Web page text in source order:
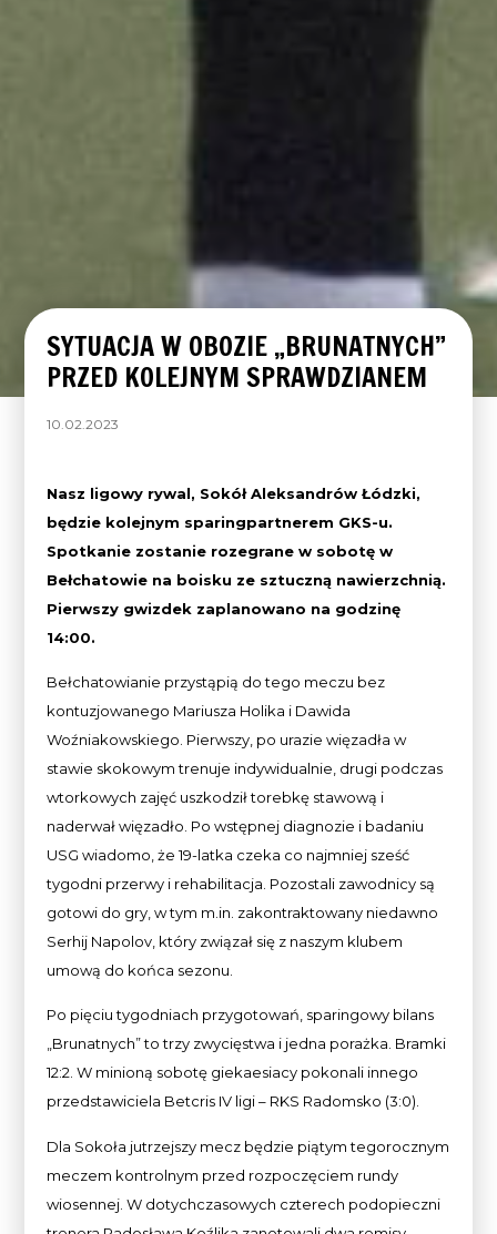
SYTUACJA W OBOZIE „BRUNATNYCH”
PRZED KOLEJNYM SPRAWDZIANEM
10.02.2023
Nasz ligowy rywal, Sokół Aleksandrów Łódzki,
będzie kolejnym sparingpartnerem GKS-u.
Spotkanie zostanie rozegrane w sobotę w
Bełchatowie na boisku ze sztuczną nawierzchnią.
Pierwszy gwizdek zaplanowano na godzinę
14:00.
Bełchatowianie przystąpią do tego meczu bez
kontuzjowanego Mariusza Holika i Dawida
Woźniakowskiego. Pierwszy, po urazie więzadła w
stawie skokowym trenuje indywidualnie, drugi podczas
wtorkowych zajęć uszkodził torebkę stawową i
naderwał więzadło. Po wstępnej diagnozie i badaniu
USG wiadomo, że 19-latka czeka co najmniej sześć
tygodni przerwy i rehabilitacja. Pozostali zawodnicy są
gotowi do gry, w tym m.in. zakontraktowany niedawno
Serhij Napolov, który związał się z naszym klubem
umową do końca sezonu.
Po pięciu tygodniach przygotowań, sparingowy bilans
„Brunatnych” to trzy zwycięstwa i jedna porażka. Bramki
12:2. W minioną sobotę giekaesiacy pokonali innego
przedstawiciela Betcris IV ligi – RKS Radomsko (3:0).
Dla Sokoła jutrzejszy mecz będzie piątym tegorocznym
meczem kontrolnym przed rozpoczęciem rundy
wiosennej. W dotychczasowych czterech podopieczni